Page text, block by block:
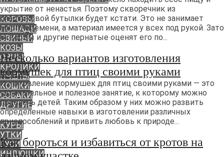
ЖИВОТНЫЕ
КОРОВЫ
ЛОШАДИ
СВИНЬИ
КОЗЫ
ОВЦЫ
КРОЛИКИ
ПЧЕЛЫ
КОШКИ
СОБАКИ
ДРУГИЕ
ПТИЦА
КУРЫ
УТКИ
ГУСИ
ИНДЮШКИ
укрытие от ненастья. Поэтому скворечник из
пластиковой бутылки будет кстати. Это не занимает
много времени, а материал имеется у всех под рукой. Зато
скворцы и другие пернатые оценят его по...
Несколько вариантов изготовления
кормушек для птиц своими руками
Изготовление кормушек для птиц своими руками — это
увлекательное и полезное занятие, к которому можно
привлечь детей. Таким образом у них можно развить
определенные навыки в изготовлении различных
приспособлений и привить любовь к природе...
Как бороться и избавиться от кротов на